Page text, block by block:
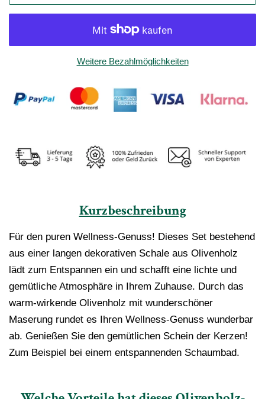
Weitere Bezahlmöglichkeiten
Kurzbeschreibung
Für den puren Wellness-Genuss! Dieses Set bestehend
aus einer langen dekorativen Schale aus Olivenholz
lädt zum Entspannen ein und schafft eine lichte und
gemütliche Atmosphäre in Ihrem Zuhause. Durch das
warm-wirkende Olivenholz mit wunderschöner
Maserung rundet es Ihren Wellness-Genuss wunderbar
ab. Genießen Sie den gemütlichen Schein der Kerzen!
Zum Beispiel bei einem entspannenden Schaumbad.